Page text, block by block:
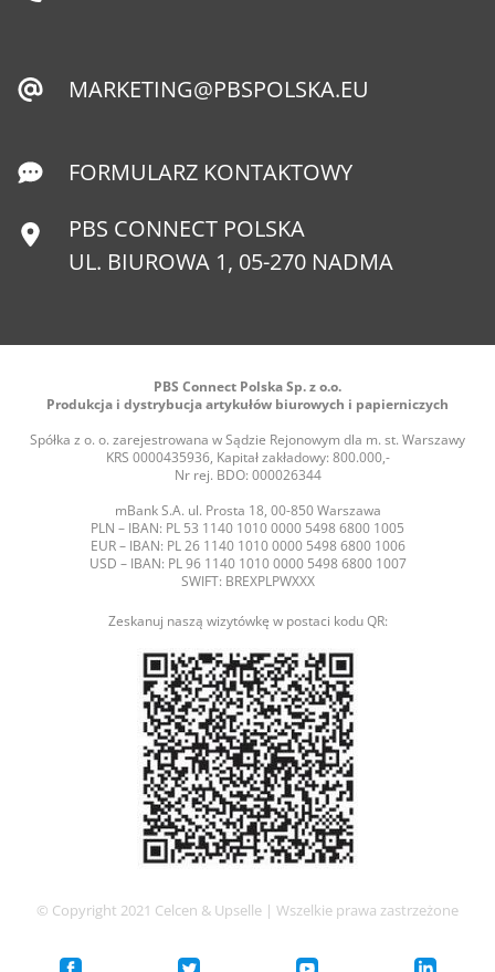
MARKETING@PBSPOLSKA.EU
FORMULARZ KONTAKTOWY
PBS CONNECT POLSKA
UL. BIUROWA 1, 05-270 NADMA
PBS Connect Polska Sp. z o.o.
Produkcja i dystrybucja artykułów biurowych i papierniczych
Spółka z o. o. zarejestrowana w Sądzie Rejonowym dla m. st. Warszawy
KRS 0000435936, Kapitał zakładowy: 800.000,-
Nr rej. BDO: 000026344
mBank S.A. ul. Prosta 18, 00-850 Warszawa
PLN – IBAN: PL 53 1140 1010 0000 5498 6800 1005
EUR – IBAN: PL 26 1140 1010 0000 5498 6800 1006
USD – IBAN: PL 96 1140 1010 0000 5498 6800 1007
SWIFT: BREXPLPWXXX
Zeskanuj naszą wizytówkę w postaci kodu QR:
© Copyright 2021 Celcen & Upselle | Wszelkie prawa zastrzeżone